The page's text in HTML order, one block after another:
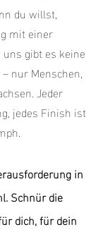
du willst,
mit einer
gibt es keine
nur Menschen,
Jeder
jedes Finish ist
in
Schnür die
dich, für dein